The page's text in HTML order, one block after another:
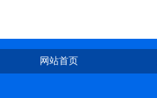
网站首页